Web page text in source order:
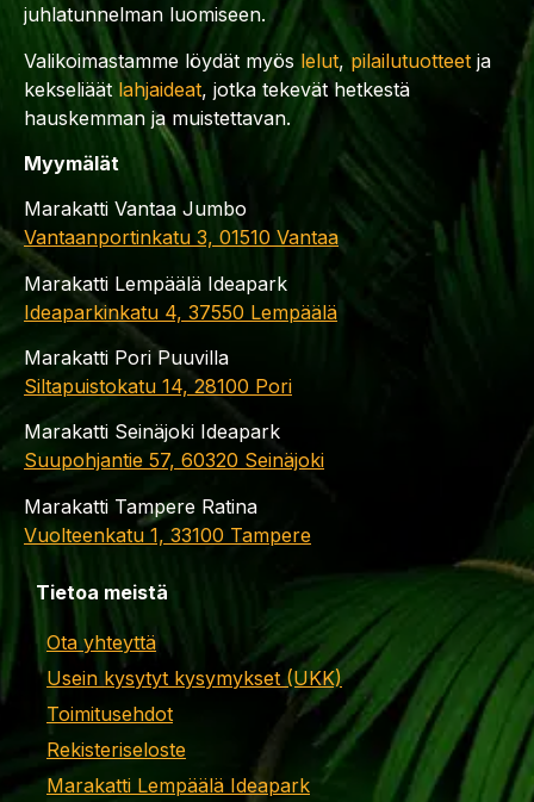
juhlatunnelman luomiseen.
Valikoimastamme löydät myös lelut,pilailutuotteet ja
kekseliäät lahjaideat, jotka tekevät hetkestä
hauskemman ja muistettavan.
Myymälät
Marakatti Vantaa Jumbo
Vantaanportinkatu 3, 01510 Vantaa
Marakatti Lempäälä Ideapark
Ideaparkinkatu 4, 37550 Lempäälä
Marakatti Pori Puuvilla
Siltapuistokatu 14, 28100 Pori
Marakatti Seinäjoki Ideapark
Suupohjantie 57, 60320 Seinäjoki
Marakatti Tampere Ratina
Vuolteenkatu 1, 33100 Tampere
Tietoa meistä
Ota yhteyttä
Usein kysytyt kysymykset (UKK)
Toimitusehdot
Rekisteriseloste
Marakatti Lempäälä Ideapark